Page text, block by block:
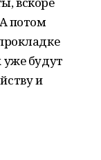
потом
уже будут
и